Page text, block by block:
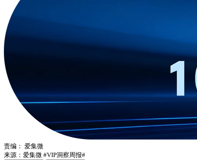
责编： 爱集微
来源：爱集微 #VIP洞察周报#